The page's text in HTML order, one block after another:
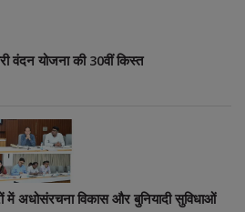
वंदन योजना की 30वीं किस्त
अधोसंरचना विकास और बुनियादी सुविधाओं